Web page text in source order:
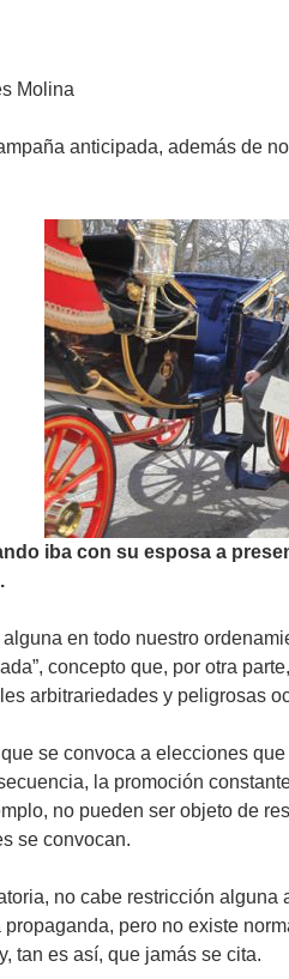
Molina
anticipada, además de
iba con su esposa a
.
alguna en todo nuestro
concepto que, por otra
arbitrariedades y peligrosas
se convoca a elecciones
la promoción
no pueden ser objeto de
se convocan.
no cabe restricción
pero no existe
tan es así, que jamás se cita.